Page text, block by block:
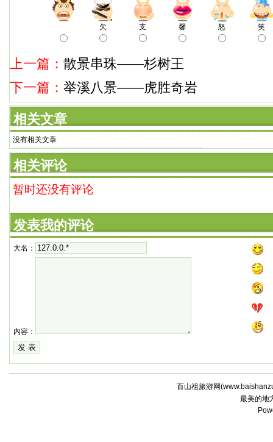
欠 支 馨 怒 笑
上一篇： 散景串珠——杉树王
下一篇： 举溪八景——虎胜奇岩
相关文章
没有相关文章
相关评论
暂时还没有评论
发表我的评论
大名：
内容：
百山祖旅游网(
最美的地